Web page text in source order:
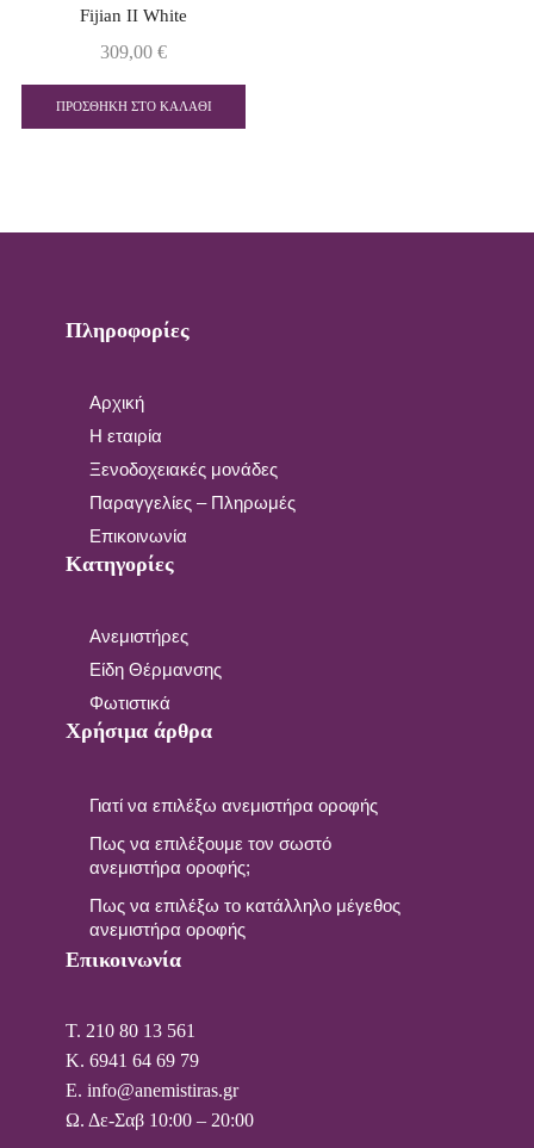
Fijian II White
309,00 €
ΠΡΟΣΘΉΚΗ ΣΤΟ ΚΑΛΆΘΙ
Πληροφορίες
Αρχική
Η εταιρία
Ξενοδοχειακές μονάδες
Παραγγελίες – Πληρωμές
Επικοινωνία
Κατηγορίες
Ανεμιστήρες
Είδη Θέρμανσης
Φωτιστικά
Χρήσιμα άρθρα
Γιατί να επιλέξω ανεμιστήρα οροφής
Πως να επιλέξουμε τον σωστό
ανεμιστήρα οροφής;
Πως να επιλέξω το κατάλληλο μέγεθος
ανεμιστήρα οροφής
Επικοινωνία
T. 210 80 13 561
Κ. 6941 64 69 79
Ε. info@anemistiras.gr
Ω. Δε-Σαβ 10:00 – 20:00